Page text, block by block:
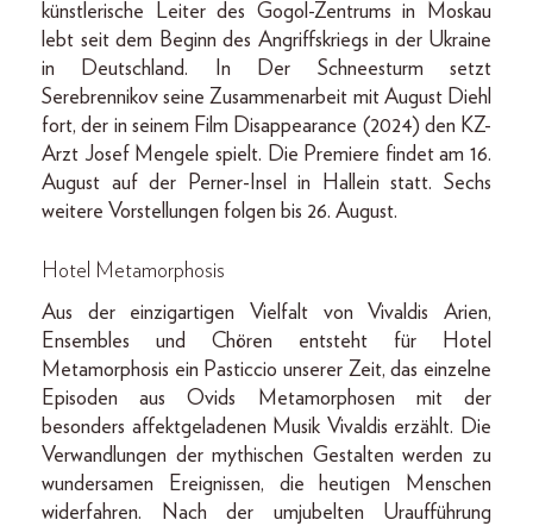
künstlerische Leiter des Gogol-Zentrums in Moskau
lebt seit dem Beginn des Angriffskriegs in der Ukraine
in Deutschland. In Der Schneesturm setzt
Serebrennikov seine Zusammenarbeit mit August Diehl
fort, der in seinem Film Disappearance (2024) den KZ-
Arzt Josef Mengele spielt. Die Premiere findet am 16.
August auf der Perner-Insel in Hallein statt. Sechs
weitere Vorstellungen folgen bis 26. August.
Hotel Metamorphosis
Aus der einzigartigen Vielfalt von Vivaldis Arien,
Ensembles und Chören entsteht für Hotel
Metamorphosis ein Pasticcio unserer Zeit, das einzelne
Episoden aus Ovids Metamorphosen mit der
besonders affektgeladenen Musik Vivaldis erzählt. Die
Verwandlungen der mythischen Gestalten werden zu
wundersamen Ereignissen, die heutigen Menschen
widerfahren. Nach der umjubelten Uraufführung